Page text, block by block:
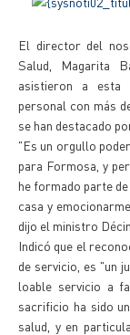
El director del
Salud, Magarita
asistieron a esta
personal con más
se han destacado
"Es un orgullo
para Formosa, y
he formado parte
casa y
dijo el ministro
Indicó que el
de servicio, es "un
loable servicio a
sacrificio ha sido
salud, y en